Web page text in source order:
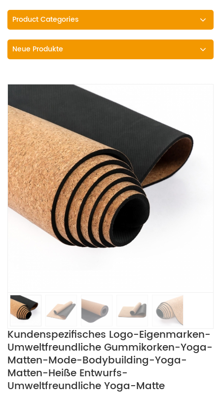
Product Categories
Neue Produkte
Kundenspezifisches Logo-Eigenmarken-
Umweltfreundliche Gummikorken-Yoga-
Matten-Mode-Bodybuilding-Yoga-
Matten-Heiße Entwurfs-
Umweltfreundliche Yoga-Matte